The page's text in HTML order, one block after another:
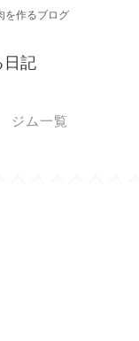
を作るブログ
日記
ジム一覧